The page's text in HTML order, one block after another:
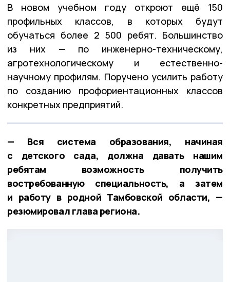
В новом учебном году откроют ещё 150
профильных классов, в которых будут
обучаться более 2 500 ребят. Большинство
из них — по инженерно-техническому,
агротехнологическому и естественно-
научному профилям. Поручено усилить работу
по созданию профориентационных классов
конкретных предприятий.
— Вся система образования, начиная
с детского сада, должна давать нашим
ребятам возможность получить
востребованную специальность, а затем
и работу в родной Тамбовской области, —
резюмировал глава региона.